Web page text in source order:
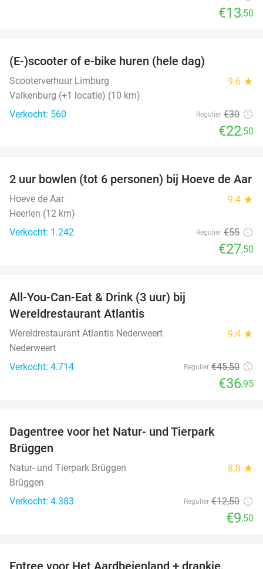
€13,50
(E-)scooter of e-bike huren (hele dag)
Scooterverhuur Limburg 9.6 star
Valkenburg (+1 locatie) (10 km)
Verkocht: 560
Regulier €30
€22,50
50%
2 uur bowlen (tot 6 personen) bij Hoeve de Aar
Hoeve de Aar 9.4 star
Heerlen (12 km)
Verkocht: 1.242
Regulier €55
€27,50
All-You-Can-Eat & Drink (3 uur) bij
Wereldrestaurant Atlantis
Wereldrestaurant Atlantis Nederweert 9.4 star
Nederweert
Verkocht: 4.714
Regulier €45,50
€36,95
Dagentree voor het Natur- und Tierpark
Brüggen
Natur- und Tierpark Brüggen 8.8 star
Brüggen
Verkocht: 4.383
Regulier €12,50
€9,50
Entree voor Het Aardbeienland + drankje,